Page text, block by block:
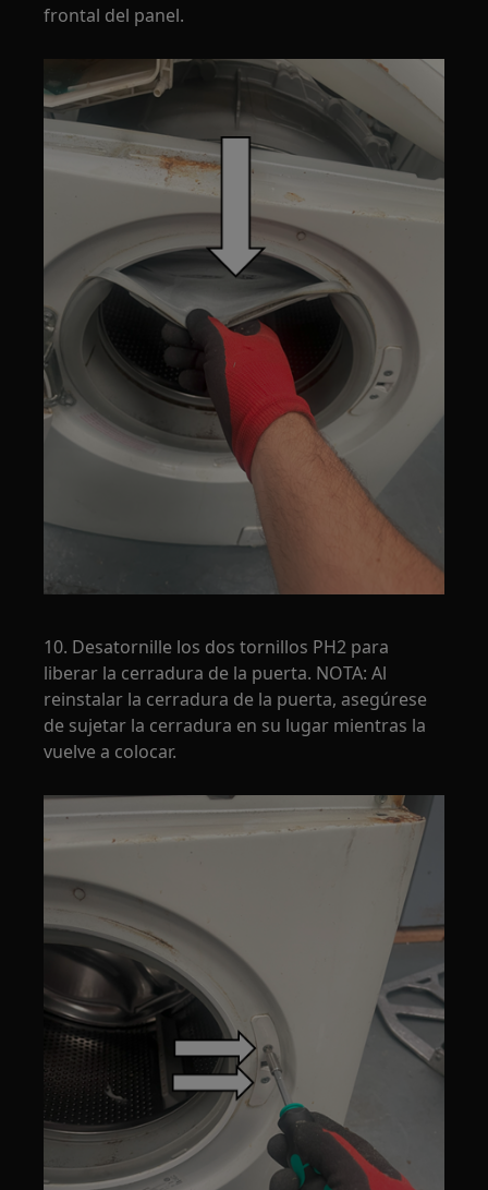
frontal del panel.
10. Desatornille los dos tornillos PH2 para
liberar la cerradura de la puerta. NOTA: Al
reinstalar la cerradura de la puerta, asegúrese
de sujetar la cerradura en su lugar mientras la
vuelve a colocar.